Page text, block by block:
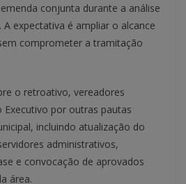
conjunta durante a análise
expectativa é ampliar o alcance
comprometer a tramitação
o retroativo, vereadores
por outras pautas
incluindo atualização do
administrativos,
e convocação de aprovados
área.